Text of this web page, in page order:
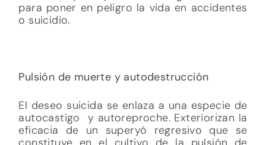
para poner en peligro la vida en accidentes
o suicidio.
Pulsión de muerte y autodestrucción
El deseo suicida se enlaza a una especie de
autocastigo y autoreproche. Exteriorizan la
eficacia de un superyó regresivo que se